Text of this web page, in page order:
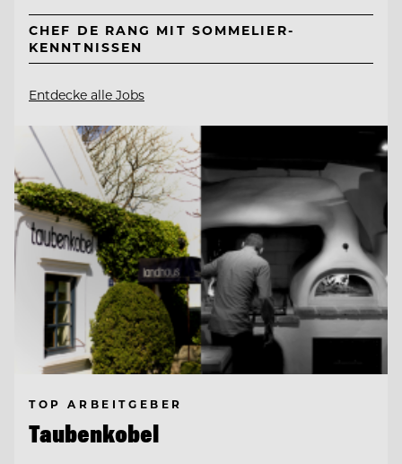
CHEF DE RANG MIT SOMMELIER-
KENNTNISSEN
Entdecke alle Jobs
TOP ARBEITGEBER
Taubenkobel